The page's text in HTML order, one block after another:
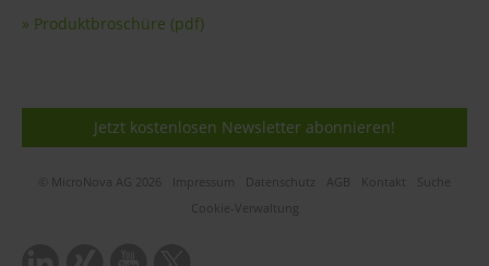
» Produktbroschüre (pdf)
Jetzt kostenlosen Newsletter abonnieren!
© MicroNova AG 2026 Impressum Datenschutz AGB Kontakt
Suche
Cookie-Verwaltung